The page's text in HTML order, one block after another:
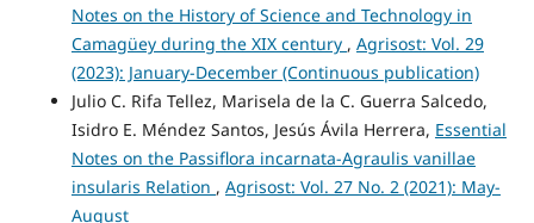
Notes on the History of Science and Technology in
Camagüey during the XIX century , Agrisost: Vol. 29
(2023): January-December (Continuous publication)
Julio C. Rifa Tellez, Marisela de la C. Guerra Salcedo,
Isidro E. Méndez Santos, Jesús Ávila Herrera, Essential
Notes on the Passiflora incarnata-Agraulis vanillae
insularis Relation , Agrisost: Vol. 27 No. 2 (2021): May-
August